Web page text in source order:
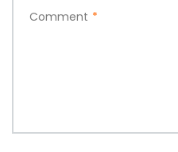
Comment *